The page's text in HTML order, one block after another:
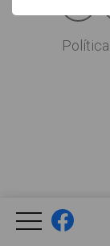
Social